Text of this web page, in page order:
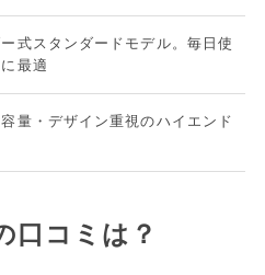
式スタンダードモデル。毎日使
最適
量・デザイン重視のハイエンド
口コミは？